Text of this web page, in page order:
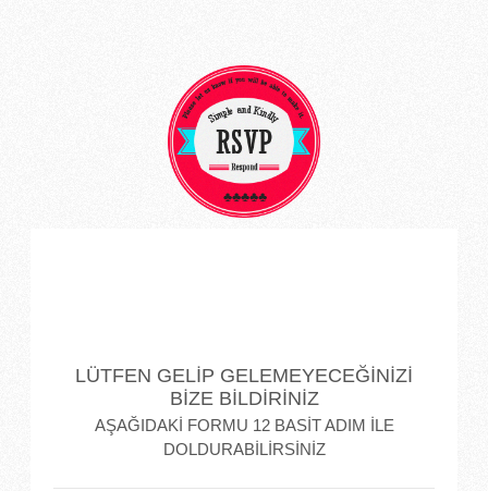
LÜTFEN GELİP GELEMEYECEĞİNİZİ
BİZE BİLDİRİNİZ
AŞAĞIDAKİ FORMU 12 BASİT ADIM İLE
DOLDURABİLİRSİNİZ